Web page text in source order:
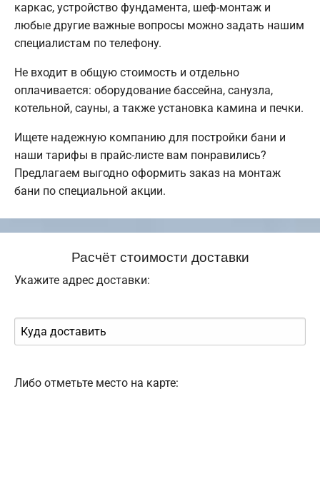
каркас, устройство фундамента, шеф-монтаж и
любые другие важные вопросы можно задать нашим
специалистам по телефону.
Не входит в общую стоимость и отдельно
оплачивается: оборудование бассейна, санузла,
котельной, сауны, а также установка камина и печки.
Ищете надежную компанию для постройки бани и
наши тарифы в прайс-листе вам понравились?
Предлагаем выгодно оформить заказ на монтаж
бани по специальной акции.
Расчёт стоимости доставки
Укажите адрес доставки:
Либо отметьте место на карте: